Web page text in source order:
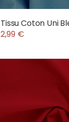
Tissu Coton Uni
2,99 €